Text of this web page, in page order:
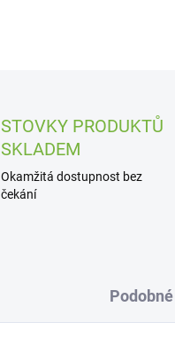
STOVKY PRODUKTŮ
SKLADEM
Okamžitá dostupnost bez
čekání